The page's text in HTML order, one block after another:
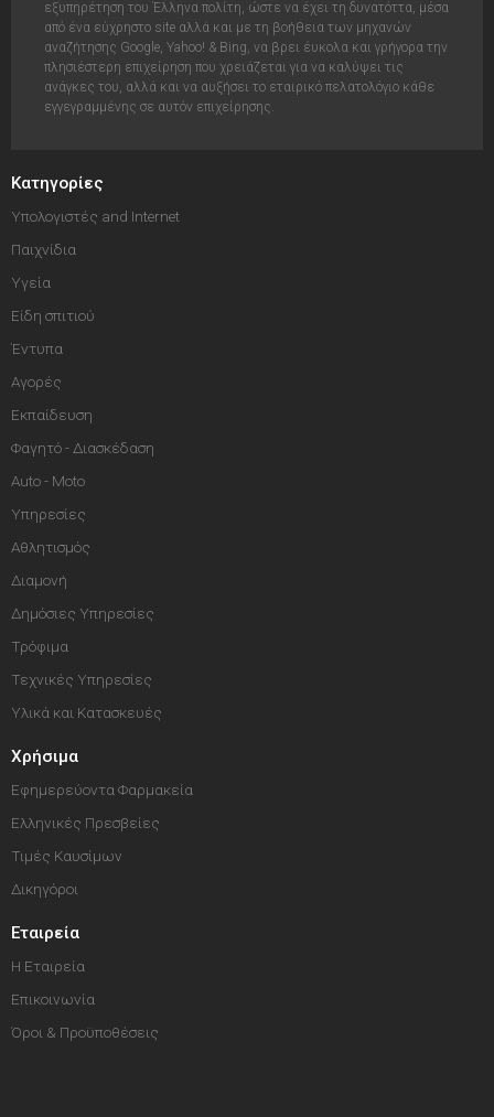
εξυπηρέτηση του Έλληνα πολίτη, ώστε να έχει τη δυνατόττα, μέσα
από ένα εύχρηστο site αλλά και με τη βοήθεια των μηχανών
αναζήτησης Google, Yahoo! & Bing, να βρει έυκολα και γρήγορα την
πλησιέστερη επιχείρηση που χρειάζεται για να καλύψει τις
ανάγκες του, αλλά και να αυξήσει το εταιρικό πελατολόγιο κάθε
εγγεγραμμένης σε αυτόν επιχείρησης.
Κατηγορίες
Υπολογιστές and Internet
Παιχνίδια
Υγεία
Είδη σπιτιού
Έντυπα
Αγορές
Εκπαίδευση
Φαγητό - Διασκέδαση
Auto - Moto
Υπηρεσίες
Αθλητισμός
Διαμονή
Δημόσιες Υπηρεσίες
Τρόφιμα
Τεχνικές Υπηρεσίες
Υλικά και Κατασκευές
Χρήσιμα
Εφημερεύοντα Φαρμακεία
Ελληνικές Πρεσβείες
Τιμές Καυσίμων
Δικηγόροι
Εταιρεία
Η Εταιρεία
Επικοινωνία
Όροι & Προϋποθέσεις